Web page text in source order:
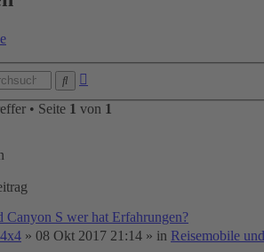
• Seite 1 von 1
Canyon S wer hat Erfahrungen?
» 08 Okt 2017 21:14 » in Reisemobile